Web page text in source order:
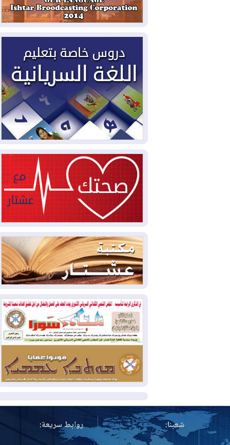
2026-08-03رئيس إقليم كوردستان في
2026-08-03العراق يؤكد مجدداً التزامه
بمنع الهجمات على الدول المجاورة
2026-08-03العجز والاقتراض يطوقان
المالية العراقية.. اقتراض يتجاوز 3 تريليونات
دينار!
2026-08-03كوبا تغرق في الظلام مجددا
2026-08-03
أوامر بإجلاء 60 ألف شخص
بسبب الحرائق في ولاية واشنطن
2026-08-02
مشروع "حسابي" يُمهل
الموظفين حتى نهاية أغسطس لاستلام
بطاقاتهم المصرفية
2026-08-02دمشق وعمّان تحذران بغداد:
أي هجوم من أراضي العراق سيواجه برد
2026-08-02ترامب: الولايات المتحدة
وإسرائيل تعلقان شن ضربات على إيران
2026-08-01
تقرير: الولايات المتحدة تسحب
منظومة باتريوت الدفاعية من أربيل
2026-08-01
النفط: اتفاقية ثلاثية لاستئناف
التصدير عبر جيهان بطاقة 750 ألف برميل
يومياً
المزيد
شعبنا: روابط سريعة: